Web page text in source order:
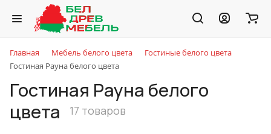
Главная Мебель белого цвета
Гостиные белого цвета
Гостиная Рауна белого цвета
Гостиная Рауна белого
цвета
17 товаров